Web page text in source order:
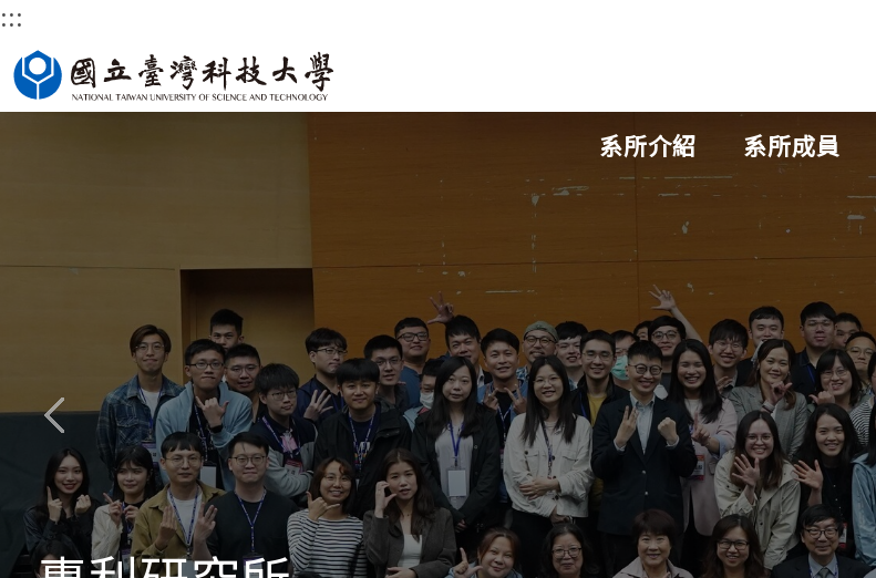
跳
到
主
:::
國立臺灣科技大學首頁
系所介紹 系所成員